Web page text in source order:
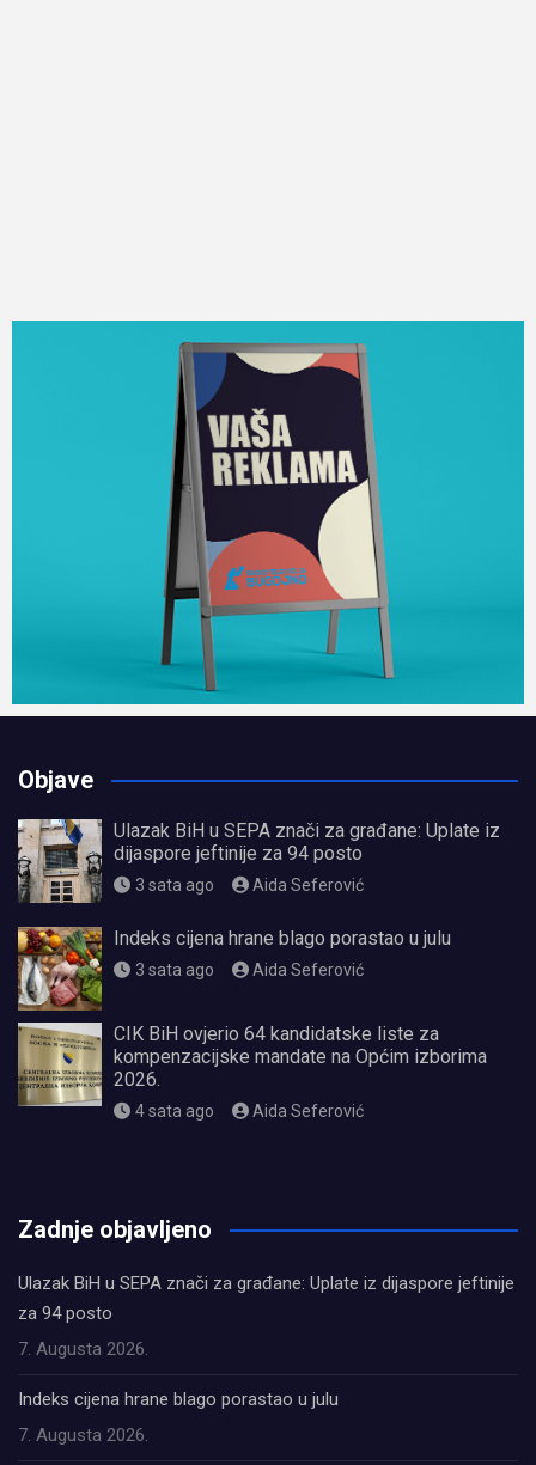
Objave
Ulazak BiH u SEPA znači za građane: Uplate iz
dijaspore jeftinije za 94 posto
3 sata ago Aida Seferović
Indeks cijena hrane blago porastao u julu
3 sata ago Aida Seferović
CIK BiH ovjerio 64 kandidatske liste za
kompenzacijske mandate na Općim izborima
2026.
4 sata ago Aida Seferović
Zadnje objavljeno
Ulazak BiH u SEPA znači za građane: Uplate iz dijaspore jeftinije
za 94 posto
7. Augusta 2026.
Indeks cijena hrane blago porastao u julu
7. Augusta 2026.